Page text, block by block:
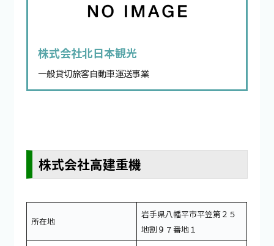
株式会社北日本観光
一般貸切旅客自動車運送事業
株式会社高建重機
所在地
岩手県八幡平市平笠第２５
地割９７番地１